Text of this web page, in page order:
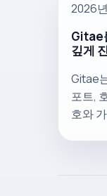
2026
Gitae
깊게
Gitae
포트,
호와